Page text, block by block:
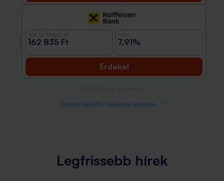
162 835 Ft 7,91%
Érdekel
További Bank360 lakáshitel ajánlatok
Legfrissebb hírek